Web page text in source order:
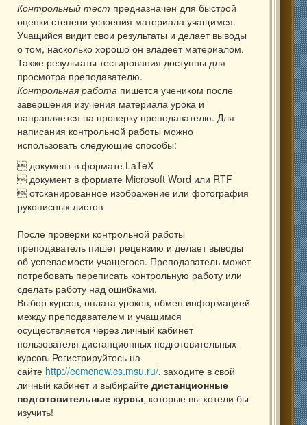
Контрольный тест предназначен для быстрой
оценки степени усвоения материала учащимся.
Учащийся видит свои результаты и делает выводы
о том, насколько хорошо он владеет материалом.
Также результаты тестирования доступны для
просмотра преподавателю.
Контрольная работа пишется учеником после
завершения изучения материала урока и
направляется на проверку преподавателю. Для
написания контрольной работы можно
использовать следующие способы:
 документ в формате LaTeX
 документ в формате Microsoft Word или RTF
 отсканированное изображение или фотография
рукописных листов
После проверки контрольной работы
преподаватель пишет рецензию и делает выводы
об успеваемости учащегося. Преподаватель может
потребовать переписать контрольную работу или
сделать работу над ошибками.
Выбор курсов, оплата уроков, обмен информацией
между преподавателем и учащимся
осуществляется через личный кабинет
пользователя дистанционных подготовительных
курсов. Регистрируйтесь на
сайте http://ecmcnew.cs.msu.ru/, заходите в свой
личный кабинет и выбирайте дистанционные
подготовительные курсы, которые вы хотели бы
изучить!